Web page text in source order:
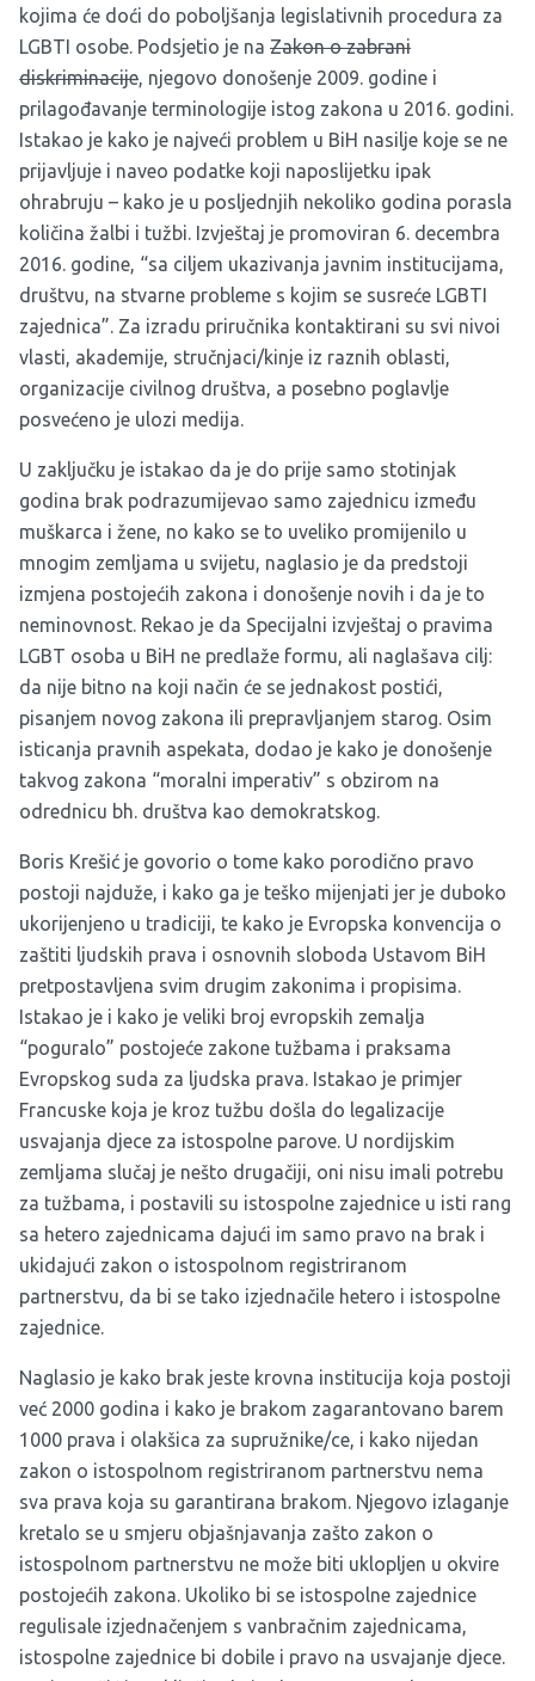
kojima će doći do poboljšanja legislativnih procedura za
LGBTI osobe. Podsjetio je na Zakon o zabrani
diskriminacije, njegovo donošenje 2009. godine i
prilagođavanje terminologije istog zakona u 2016. godini.
Istakao je kako je najveći problem u BiH nasilje koje se ne
prijavljuje i naveo podatke koji naposlijetku ipak
ohrabruju – kako je u posljednjih nekoliko godina porasla
količina žalbi i tužbi. Izvještaj je promoviran 6. decembra
2016. godine, “sa ciljem ukazivanja javnim institucijama,
društvu, na stvarne probleme s kojim se susreće LGBTI
zajednica”. Za izradu priručnika kontaktirani su svi nivoi
vlasti, akademije, stručnjaci/kinje iz raznih oblasti,
organizacije civilnog društva, a posebno poglavlje
posvećeno je ulozi medija.
U zaključku je istakao da je do prije samo stotinjak
godina brak podrazumijevao samo zajednicu između
muškarca i žene, no kako se to uveliko promijenilo u
mnogim zemljama u svijetu, naglasio je da predstoji
izmjena postojećih zakona i donošenje novih i da je to
neminovnost. Rekao je da Specijalni izvještaj o pravima
LGBT osoba u BiH ne predlaže formu, ali naglašava cilj:
da nije bitno na koji način će se jednakost postići,
pisanjem novog zakona ili prepravljanjem starog. Osim
isticanja pravnih aspekata, dodao je kako je donošenje
takvog zakona “moralni imperativ” s obzirom na
odrednicu bh. društva kao demokratskog.
Boris Krešić je govorio o tome kako porodično pravo
postoji najduže, i kako ga je teško mijenjati jer je duboko
ukorijenjeno u tradiciji, te kako je Evropska konvencija o
zaštiti ljudskih prava i osnovnih sloboda Ustavom BiH
pretpostavljena svim drugim zakonima i propisima.
Istakao je i kako je veliki broj evropskih zemalja
“poguralo” postojeće zakone tužbama i praksama
Evropskog suda za ljudska prava. Istakao je primjer
Francuske koja je kroz tužbu došla do legalizacije
usvajanja djece za istospolne parove. U nordijskim
zemljama slučaj je nešto drugačiji, oni nisu imali potrebu
za tužbama, i postavili su istospolne zajednice u isti rang
sa hetero zajednicama dajući im samo pravo na brak i
ukidajući zakon o istospolnom registriranom
partnerstvu, da bi se tako izjednačile hetero i istospolne
zajednice.
Naglasio je kako brak jeste krovna institucija koja postoji
već 2000 godina i kako je brakom zagarantovano barem
1000 prava i olakšica za supružnike/ce, i kako nijedan
zakon o istospolnom registriranom partnerstvu nema
sva prava koja su garantirana brakom. Njegovo izlaganje
kretalo se u smjeru objašnjavanja zašto zakon o
istospolnom partnerstvu ne može biti uklopljen u okvire
postojećih zakona. Ukoliko bi se istospolne zajednice
regulisale izjednačenjem s vanbračnim zajednicama,
istospolne zajednice bi dobile i pravo na usvajanje djece.